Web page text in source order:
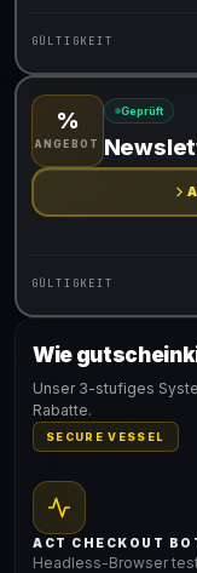
GÜLTIGKEIT
Gültig für
Gib den Code an
%
ANGEBOT
Geprüft
GÜLTIGKEIT
Gültig für
Wie
Unser 3-stufiges
Rabatte.
SECURE VESSEL
ACT CHECKOUT
Headless-Browser